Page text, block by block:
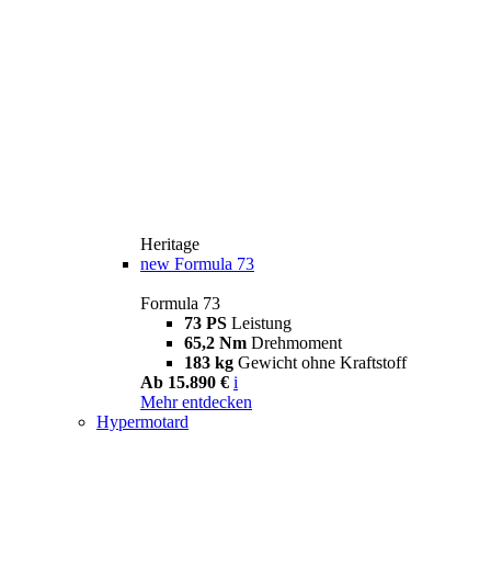
Heritage
new Formula 73
Formula 73
73 PS Leistung
65,2 Nm Drehmoment
183 kg Gewicht ohne Kraftstoff
Ab 15.890 € i
Mehr entdecken
Hypermotard